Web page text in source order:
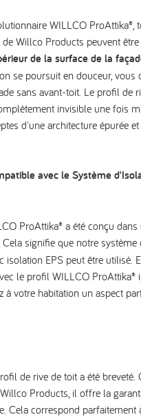
WILLCO ProAttika®,
Willco Products peuvent
de la surface de la
se poursuit en douceur, vous
sans avant-toit. Le profil de
invisible une fois
d'une architecture épurée et
avec le Système
ProAttika® a été conçu dans
Cela signifie que notre système
isolation EPS peut être utilisé.
le profil WILLCO ProAttika®
à votre habitation un aspect
de rive de toit a été breveté.
Products, il offre la
Cela correspond parfaitement